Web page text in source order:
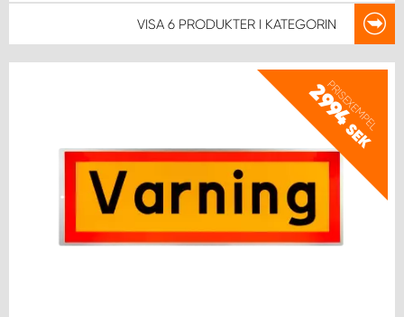
VISA 6 PRODUKTER I KATEGORIN
PRISEXEMPEL
2994
SEK